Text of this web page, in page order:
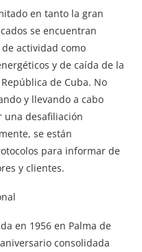
en tanto la gran
se encuentran
actividad como
y de caída de la
de Cuba. No
y llevando a cabo
una desafiliación
se están
para informar de
y clientes.
en 1956 en Palma de
consolidada